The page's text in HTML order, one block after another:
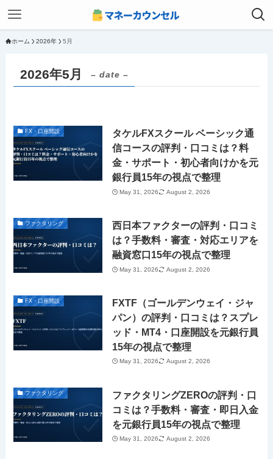
ホーム 2026年 5月
2026年5月 – date –
FX・口座開設
タケルFXスクール ベーシック通
信コースの評判・口コミは？料
金・サポート・初心者向けかを元
銀行員15年の視点で整理
May 31, 2026 August 2, 2026
ファクタリング
西日本ファクターの評判・口コミ
は？手数料・審査・対応エリアを
融資窓口15年の視点で整理
May 31, 2026 August 2, 2026
FX・口座開設
FXTF（ゴールデンウェイ・ジャ
パン）の評判・口コミは？スプレ
ッド・MT4・口座開設を元銀行員
15年の視点で整理
May 31, 2026 August 2, 2026
ファクタリング
ファクタリングZEROの評判・口
コミは？手数料・審査・即日入金
を元銀行員15年の視点で整理
May 31, 2026 August 2, 2026